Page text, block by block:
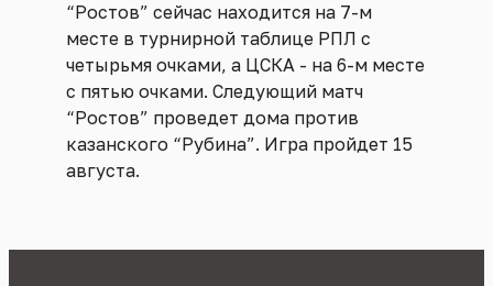
“Ростов” сейчас находится на 7-м
месте в турнирной таблице РПЛ с
четырьмя очками, а ЦСКА - на 6-м месте
с пятью очками. Следующий матч
“Ростов” проведет дома против
казанского “Рубина”. Игра пройдет 15
августа.